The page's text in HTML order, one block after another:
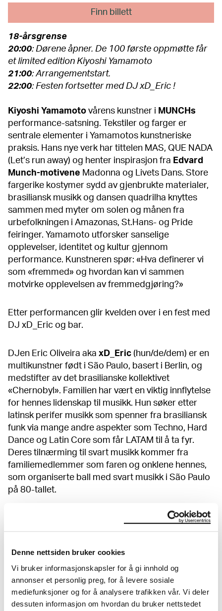
Denne nettsiden bruker cookies
Vi bruker informasjonskapsler for å gi innhold og
annonser et personlig preg, for å levere sosiale
mediefunksjoner og for å analysere trafikken vår. Vi deler
dessuten informasjon om hvordan du bruker nettstedet
Finn billett
18-årsgrense
20:00: Dørene åpner. De 100 første oppmøtte får
et limited edition Kiyoshi Yamamoto
21:00: Arrangementstart.
22:00: Festen fortsetter med DJ xD_Eric !
Kiyoshi Yamamoto vårens kunstner i MUNCHs
performance-satsning. Tekstiler og farger er
sentrale elementer i Yamamotos kunstneriske
praksis. Hans nye verk har tittelen MAS, QUE NADA
(Let’s run away) og henter inspirasjon fra Edvard
Munch-motivene Madonna og Livets Dans. Store
fargerike kostymer sydd av gjenbrukte materialer,
brasiliansk musikk og dansen quadrilha knyttes
sammen med myter om solen og månen fra
urbefolkningen i Amazonas, St.Hans- og Pride
feiringer. Yamamoto utforsker sanselige
opplevelser, identitet og kultur gjennom
performance. Kunstneren spør: «Hva definerer vi
som «fremmed» og hvordan kan vi sammen
motvirke opplevelsen av fremmedgjøring?»
Etter performancen glir kvelden over i en fest med
DJ xD_Eric og bar.
DJen Eric Oliveira aka xD_Eric (hun/de/dem) er en
multikunstner født i São Paulo, basert i Berlin, og
medstifter av det brasilianske kollektivet
«Chernobyl». Familien har vært en viktig innflytelse
for hennes lidenskap til musikk. Hun søker etter
latinsk perifer musikk som spenner fra brasiliansk
funk via mange andre aspekter som Techno, Hard
Dance og Latin Core som får LATAM til å ta fyr.
Deres tilnærming til svart musikk kommer fra
familiemedlemmer som faren og onklene hennes,
som organiserte ball med svart musikk i São Paulo
på 80-tallet.
Vis mer
MEDLEMSRABATT ARRANGEMENTER
Som medlem får du 20% rabatt på arrangementer!
Les mer